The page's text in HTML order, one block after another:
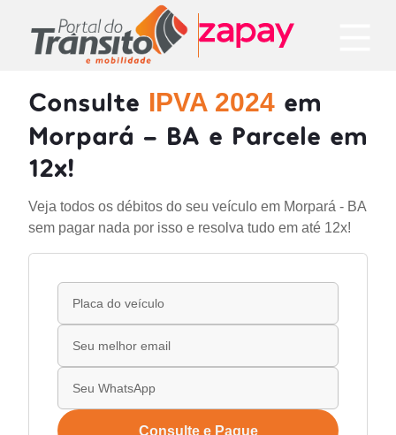
Consulte IPVA 2024 em
Morpará - BA e Parcele em
12x!
Veja todos os débitos do seu veículo em Morpará - BA
sem pagar nada por isso e resolva tudo em até 12x!
Consulte e Pague